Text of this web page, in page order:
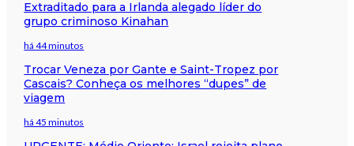
Extraditado para a Irlanda alegado líder do
grupo criminoso Kinahan
há 44 minutos
Trocar Veneza por Gante e Saint-Tropez por
Cascais? Conheça os melhores “dupes” de
viagem
há 45 minutos